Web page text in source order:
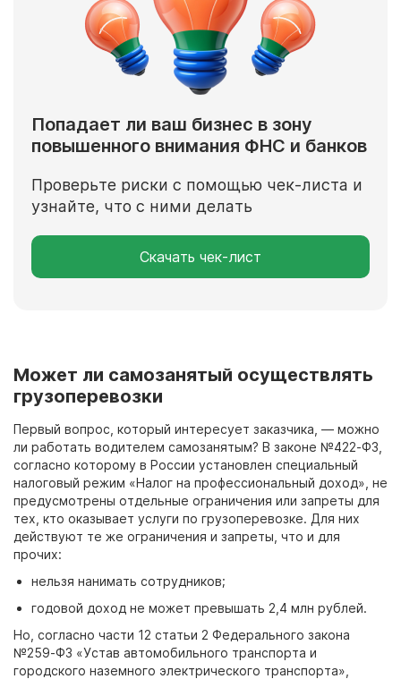
Попадает ли ваш бизнес в зону
повышенного внимания ФНС и банков
Проверьте риски с помощью чек-листа и
узнайте, что с ними делать
Скачать чек-лист
Может ли самозанятый осуществлять
грузоперевозки
Первый вопрос, который интересует заказчика, — можно
ли работать водителем самозанятым? В законе №422-ФЗ,
согласно которому в России установлен специальный
налоговый режим «Налог на профессиональный доход», не
предусмотрены отдельные ограничения или запреты для
тех, кто оказывает услуги по грузоперевозке. Для них
действуют те же ограничения и запреты, что и для
прочих:
нельзя нанимать сотрудников;
годовой доход не может превышать 2,4 млн рублей.
Но, согласно части 12 статьи 2 Федерального закона
№259-ФЗ «Устав автомобильного транспорта и
городского наземного электрического транспорта»,